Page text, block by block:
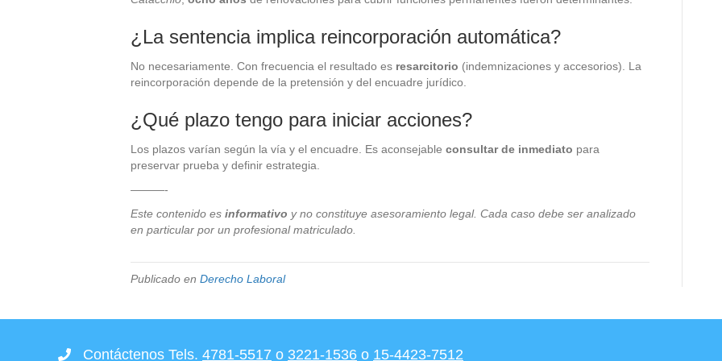
¿La sentencia implica reincorporación automática?
No necesariamente. Con frecuencia el resultado es resarcitorio (indemnizaciones y accesorios). La
reincorporación depende de la pretensión y del encuadre jurídico.
¿Qué plazo tengo para iniciar acciones?
Los plazos varían según la vía y el encuadre. Es aconsejable consultar de inmediato para
preservar prueba y definir estrategia.
———-
Este contenido es informativo y no constituye asesoramiento legal. Cada caso debe ser analizado
en particular por un profesional matriculado.
Publicado en Derecho Laboral
Contáctenos Tels. 4781-5517 o 3221-1536 o 15-4423-7512